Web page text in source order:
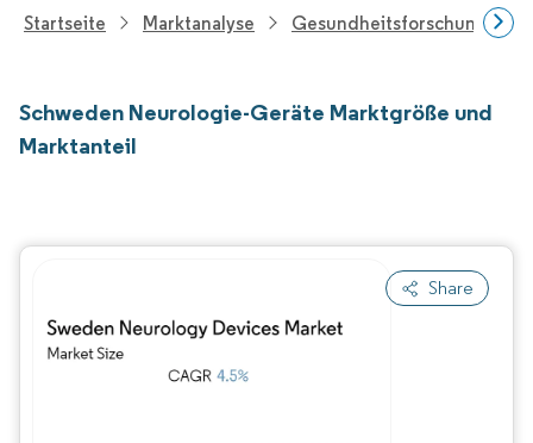
Startseite Marktanalyse Gesundheitsforschung
Schweden Neurologie-Geräte Marktgröße und
Marktanteil
Share